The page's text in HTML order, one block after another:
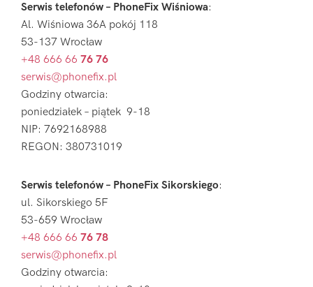
Serwis telefonów – PhoneFix Wiśniowa:
Al. Wiśniowa 36A pokój 118
53-137 Wrocław
+48 666 66 76 76
serwis@phonefix.pl
Godziny otwarcia:
poniedziałek – piątek 9-18
NIP: 7692168988
REGON: 380731019
Serwis telefonów – PhoneFix Sikorskiego:
ul. Sikorskiego 5F
53-659 Wrocław
+48 666 66 76 78
serwis@phonefix.pl
Godziny otwarcia: